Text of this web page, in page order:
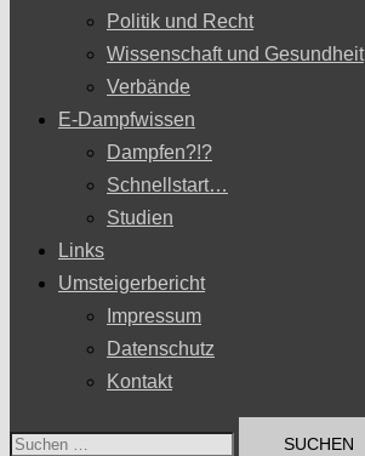
Politik und Recht
Wissenschaft und Gesundheit
Verbände
E-Dampfwissen
Dampfen?!?
Schnellstart…
Studien
Links
Umsteigerbericht
Impressum
Datenschutz
Kontakt
Suchen